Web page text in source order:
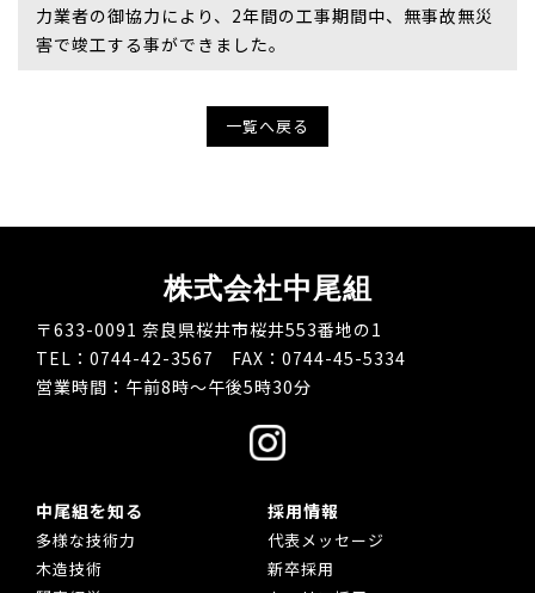
力業者の御協力により、2年間の工事期間中、無事故無災
害で竣工する事ができました。
一覧へ戻る
株式会社中尾組
〒633-0091 奈良県桜井市桜井553番地の1
TEL：0744-42-3567 FAX：0744-45-5334
営業時間：午前8時～午後5時30分
中尾組を知る
多様な技術力
木造技術
採用情報
代表メッセージ
新卒採用